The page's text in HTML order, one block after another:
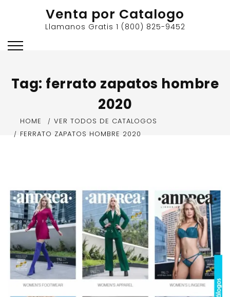
Venta por Catalogo
Llamanos Gratis 1 (800) 825-9452
Tag: ferrato zapatos hombre
2020
HOME
VER TODOS DE CATALOGOS
FERRATO ZAPATOS HOMBRE 2020